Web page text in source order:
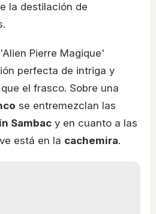
la destilación de
Pierre Magique'
perfecta de intriga y
el frasco. Sobre una
se entremezclan las
Sambac y en cuanto a las
está en la cachemira.